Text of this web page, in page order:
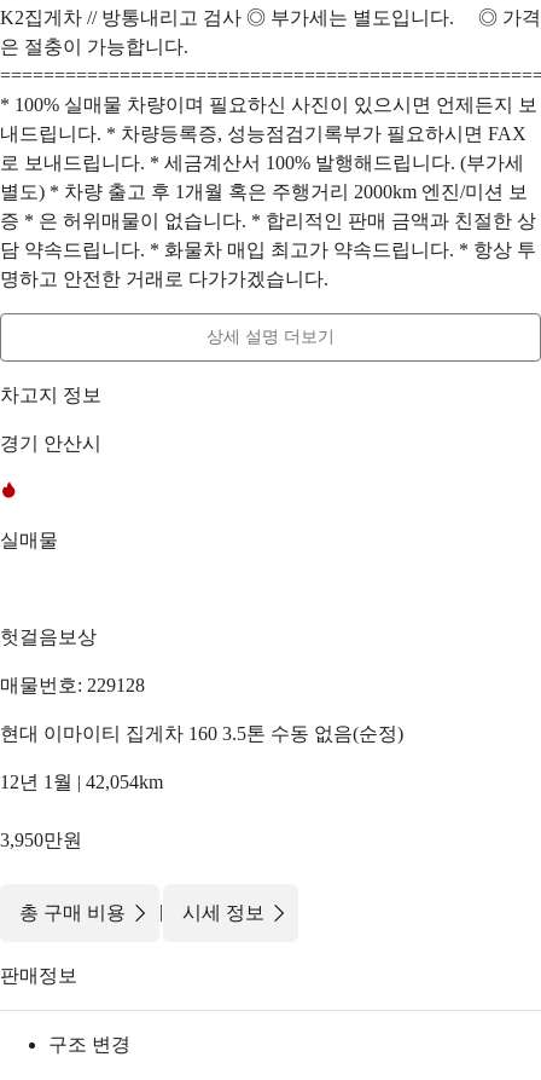
K2집게차 // 방통내리고 검사 ◎ 부가세는 별도입니다. ◎ 가격
은 절충이 가능합니다.
* 100% 실매물 차량이며 필요하신 사진이 있으시면 언제든지 보
내드립니다. * 차량등록증, 성능점검기록부가 필요하시면 FAX
로 보내드립니다. * 세금계산서 100% 발행해드립니다. (부가세
별도) * 차량 출고 후 1개월 혹은 주행거리 2000km 엔진/미션 보
증 * 은 허위매물이 없습니다. * 합리적인 판매 금액과 친절한 상
담 약속드립니다. * 화물차 매입 최고가 약속드립니다. * 항상 투
명하고 안전한 거래로 다가가겠습니다.
상세 설명 더보기
차고지 정보
경기 안산시
실매물
헛걸음보상
매물번호: 229128
현대 이마이티 집게차 160 3.5톤 수동 없음(순정)
12년 1월 | 42,054km
3,950만원
총 구매 비용 | 시세 정보
판매정보
구조 변경